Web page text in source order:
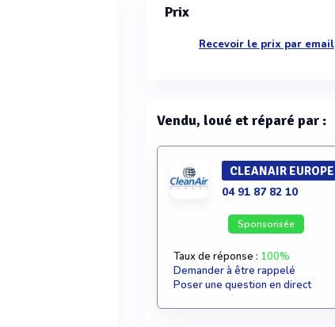
Prix
Recevoir le prix par email
Vendu, loué et réparé par :
CLEANAIR EUROPE
04 91 87 82 10
Sponsorisée
Taux de réponse : 100%
Demander à être rappelé
Poser une question en direct